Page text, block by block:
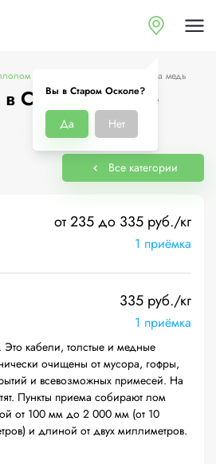
Вы в Старом Осколе?
Да Нет
в Старом Осколе Цены на медь
Старом Осколе
Все категории
от 235 до 335 руб./кг
1 приёмка
335 руб./кг
1 приёмка
кабели, толстые и медные
очищены от мусора, гофры,
и всевозможных примесей. На
Пункты приема собирают лом
от 100 мм до 2 000 мм (от 10
и длиной от двух миллиметров.